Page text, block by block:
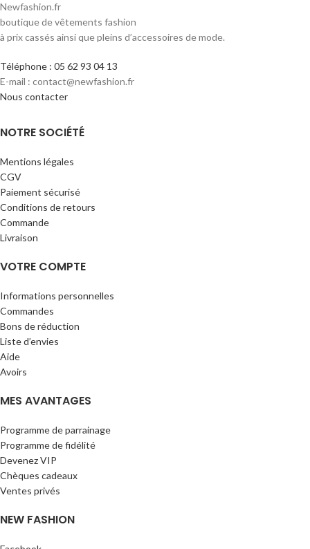
Newfashion.fr
boutique de vêtements fashion
à prix cassés ainsi que pleins d’accessoires de mode.
Téléphone : 05 62 93 04 13
E-mail : contact@newfashion.fr
Nous contacter
NOTRE SOCIÉTÉ
Mentions légales
CGV
Paiement sécurisé
Conditions de retours
Commande
Livraison
VOTRE COMPTE
Informations personnelles
Commandes
Bons de réduction
Liste d’envies
Aide
Avoirs
MES AVANTAGES
Programme de parrainage
Programme de fidélité
Devenez VIP
Chèques cadeaux
Ventes privés
NEW FASHION